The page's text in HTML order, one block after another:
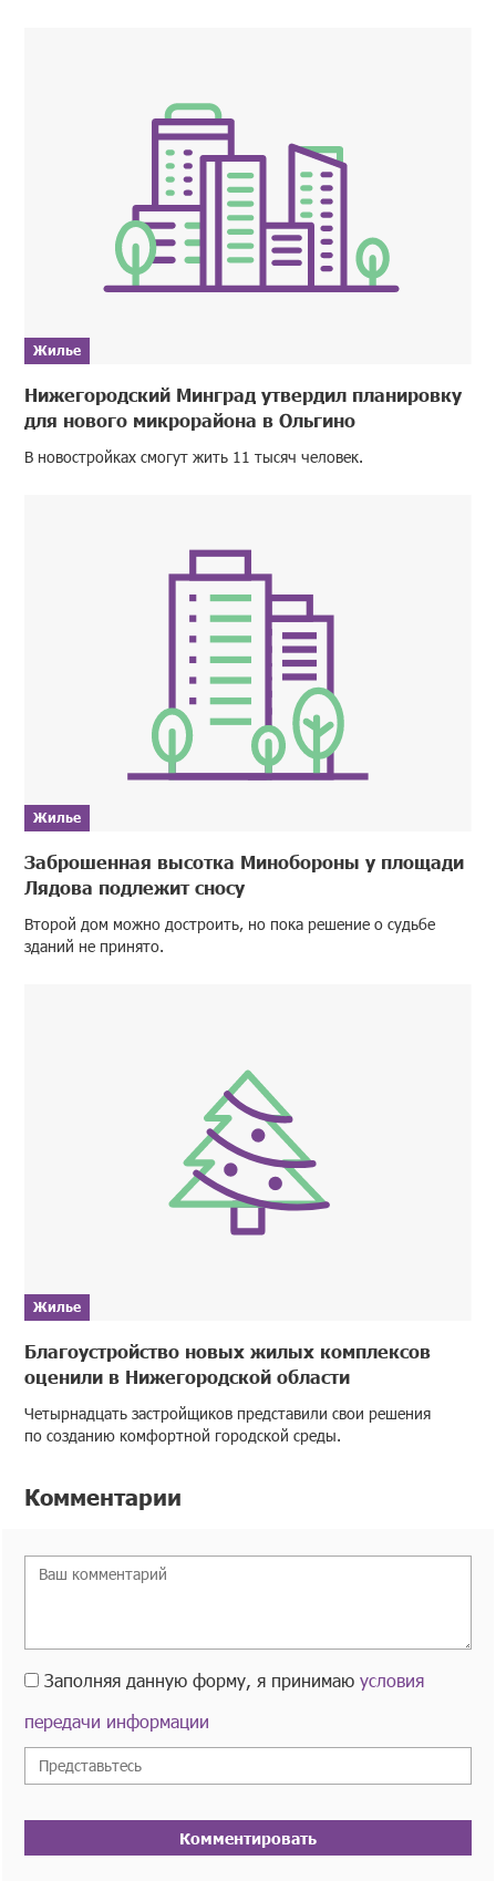
Жилье
Нижегородский Минград утвердил планировку
для нового микрорайона в Ольгино
В новостройках смогут жить 11 тысяч человек.
Жилье
Заброшенная высотка Минобороны у площади
Лядова подлежит сносу
Второй дом можно достроить, но пока решение о судьбе
зданий не принято.
Жилье
Благоустройство новых жилых комплексов
оценили в Нижегородской области
Четырнадцать застройщиков представили свои решения
по созданию комфортной городской среды.
Комментарии
Заполняя данную форму, я принимаюусловия
передачи информации
Комментировать